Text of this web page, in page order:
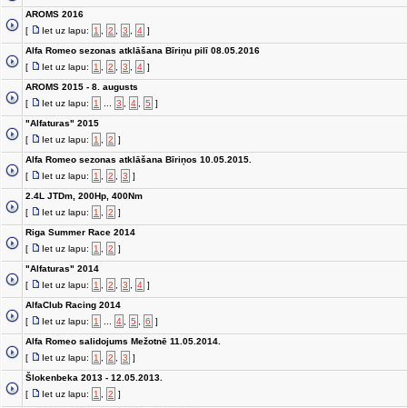
AROMS 2016
[
Iet uz lapu: 1 2 3 4 ]
Alfa Romeo sezonas atklāšana Bīriņu pilī 08.05.2016
[
Iet uz lapu: 1 2 3 4 ]
AROMS 2015 - 8. augusts
[
Iet uz lapu: 1 3 4 5 ]
"Alfaturas" 2015
[
Iet uz lapu: 1 2 ]
Alfa Romeo sezonas atklāšana Bīriņos 10.05.2015.
[
Iet uz lapu: 1 2 3 ]
2.4L JTDm, 200Hp, 400Nm
[
Iet uz lapu: 1 2 ]
Riga Summer Race 2014
[
Iet uz lapu: 1 2 ]
"Alfaturas" 2014
[
Iet uz lapu: 1 2 3 4 ]
AlfaClub Racing 2014
[
Iet uz lapu: 1 4 5 6 ]
Alfa Romeo salidojums Mežotnē 11.05.2014.
[
Iet uz lapu: 1 2 3 ]
Šlokenbeka 2013 - 12.05.2013.
[
Iet uz lapu: 1 2 ]